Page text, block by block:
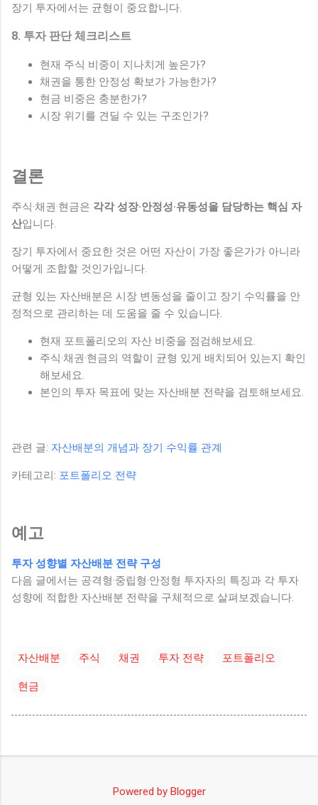
장기 투자에서는 균형이 중요합니다.
8. 투자 판단 체크리스트
현재 주식 비중이 지나치게 높은가?
채권을 통한 안정성 확보가 가능한가?
현금 비중은 충분한가?
시장 위기를 견딜 수 있는 구조인가?
결론
주식·채권·현금은 각각 성장·안정성·유동성을 담당하는 핵심 자
산입니다.
장기 투자에서 중요한 것은 어떤 자산이 가장 좋은가가 아니라
어떻게 조합할 것인가입니다.
균형 있는 자산배분은 시장 변동성을 줄이고 장기 수익률을 안
정적으로 관리하는 데 도움을 줄 수 있습니다.
현재 포트폴리오의 자산 비중을 점검해보세요.
주식·채권·현금의 역할이 균형 있게 배치되어 있는지 확인
해보세요.
본인의 투자 목표에 맞는 자산배분 전략을 검토해보세요.
관련 글: 자산배분의 개념과 장기 수익률 관계
카테고리: 포트폴리오 전략
예고
투자 성향별 자산배분 전략 구성
다음 글에서는 공격형·중립형·안정형 투자자의 특징과 각 투자
성향에 적합한 자산배분 전략을 구체적으로 살펴보겠습니다.
자산배분 주식 채권 투자 전략 포트폴리오
현금
Powered by Blogger